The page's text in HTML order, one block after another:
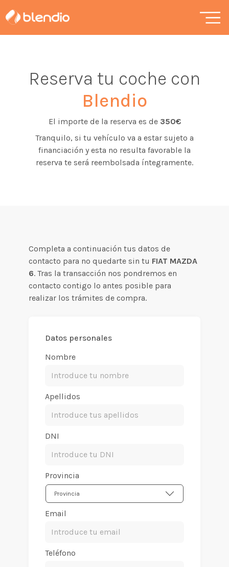
Reserva tu coche con
Blendio
El importe de la reserva es de 350€
Tranquilo, si tu vehículo va a estar sujeto a
financiación y esta no resulta favorable la
reserva te será reembolsada íntegramente.
Completa a continuación tus datos de
contacto para no quedarte sin tu FIAT MAZDA
6. Tras la transacción nos pondremos en
contacto contigo lo antes posible para
realizar los trámites de compra.
Datos personales
Nombre
Apellidos
DNI
Provincia
Provincia
Email
Teléfono